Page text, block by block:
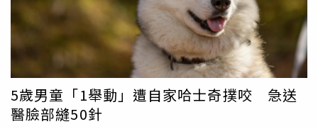
為，已逾越合理管教範圍。縣府動物防疫所指出，此案件行
為並非單一事件，而是長期累積之影像事證。另於114年12
月，行為人家屬曾向台中市動物保護機關通報相關「誤傷」
情形，並由當地機關依法裁處。動防所表示，115年1月19
日首度前往現場查核，當時犬隻外觀及臨床狀況未見明顯異
常；4月2日再度現勘，針對新增檢舉影片進行回溯調查，犬
隻健康情形仍未出現異狀。經勘驗綜合影像內容與行為態樣
5歲男童「1舉動」遭自家哈士奇撲咬 急送
醫臉部縫50針